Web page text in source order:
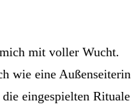
mit voller Wucht.
wie eine Außenseiterin
eingespielten Rituale